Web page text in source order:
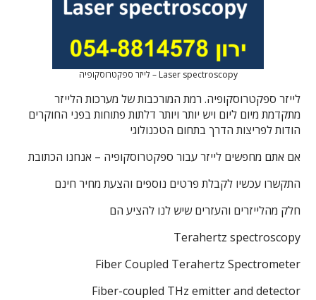
לייזר ספקטרוסקופיה – Laser spectroscopy
לייזר ספקטרוסקופיה. רמת המורכבות של מערכות הלייזר
מתקדמת מיום ליום ויש יותר ויותר דלתות פתוחות בפני החוקרים
הודות לפריצות הדרך בתחום הטכנולוגי
אם אתם מחפשים לייזר עבור ספקטרוסקופיה – אנחנו הכתובת
התקשרו עכשיו לקבלת פרטים נוספים והצעת מחיר חינם
חלק מהלייזרים והעזרים שיש לנו להציע הם
Terahertz spectroscopy
Fiber Coupled Terahertz Spectrometer
Fiber-coupled THz emitter and detector